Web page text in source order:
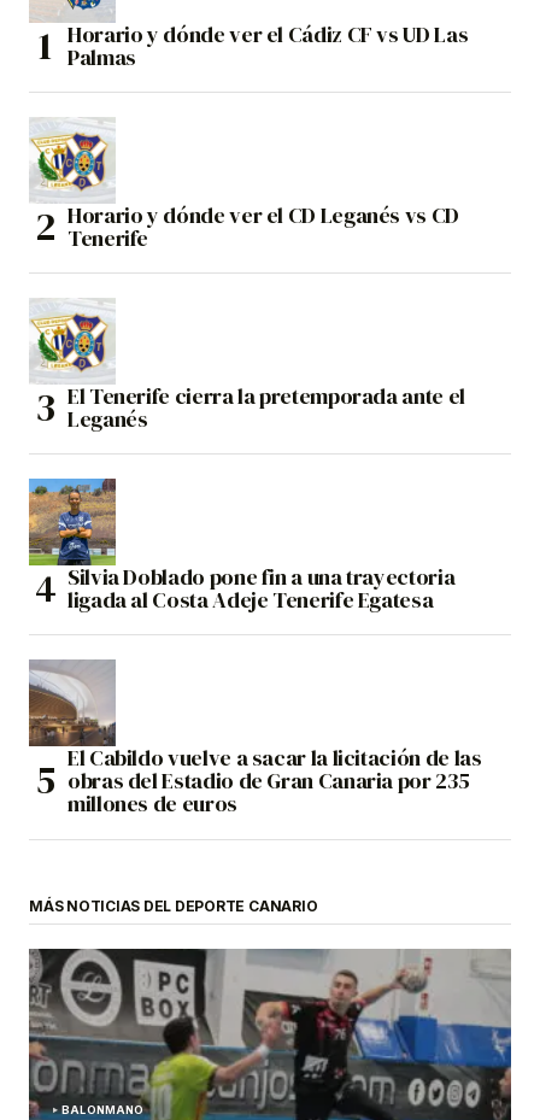
Horario y dónde ver el Cádiz CF vs UD Las
Palmas
Horario y dónde ver el CD Leganés vs CD
Tenerife
El Tenerife cierra la pretemporada ante el
Leganés
Silvia Doblado pone fin a una trayectoria
ligada al Costa Adeje Tenerife Egatesa
El Cabildo vuelve a sacar la licitación de las
obras del Estadio de Gran Canaria por 235
millones de euros
MÁS NOTICIAS DEL DEPORTE CANARIO
BALONMANO